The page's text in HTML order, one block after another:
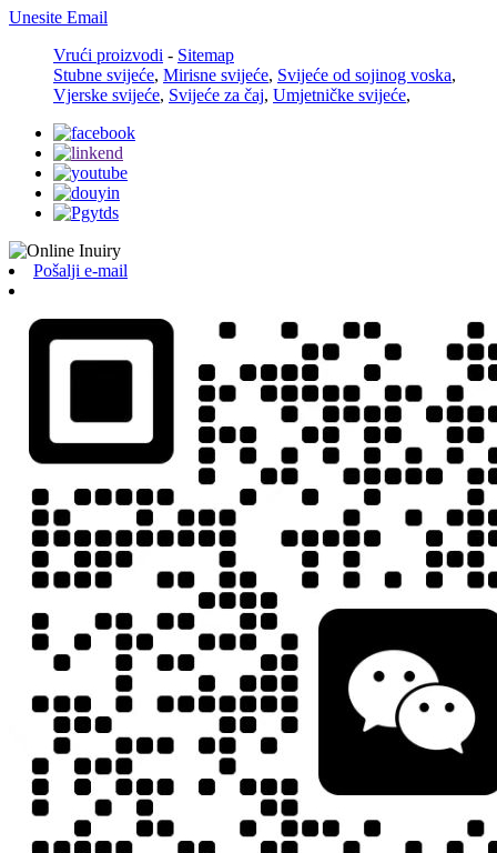
Unesite Email
Vrući proizvodi - Sitemap
Stubne svijeće, Mirisne svijeće, Svijeće od sojinog voska,
Vjerske svijeće, Svijeće za čaj, Umjetničke svijeće,
Pošalji e-mail